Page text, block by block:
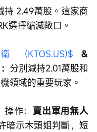
持 2.49萬股。這家商
選擇縮減敞口。
&
： 分別減持2.01萬股和
領域的重要玩家。
作： 賣出軍用無人
暗示木頭姐判斷，短